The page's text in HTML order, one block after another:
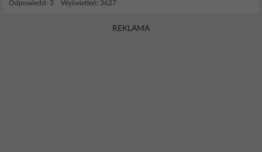
Odpowiedzi: 3 Wyświetleń: 3627
REKLAMA